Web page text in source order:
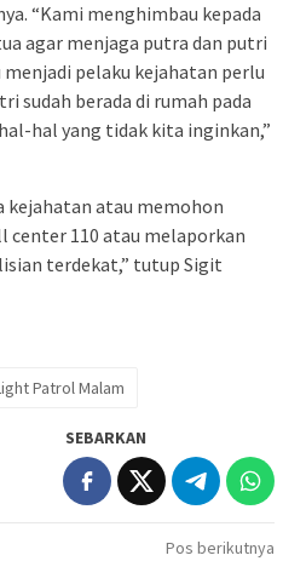
“Kami menghimbau kepada
agar menjaga putra dan putri
pelaku kejahatan perlu
sudah berada di rumah pada
hal yang tidak kita inginkan,”
kejahatan atau memohon
center 110 atau melaporkan
terdekat,” tutup Sigit
Patrol Malam
SEBARKAN
Pos berikutnya